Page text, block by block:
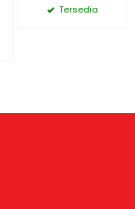
Tersedia